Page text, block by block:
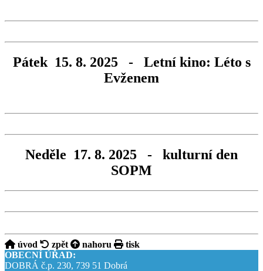
Pátek 15. 8. 2025 - Letní kino: Léto s
Evženem
Neděle 17. 8. 2025 - kulturní den
SOPM
úvod zpět nahoru
tisk
OBECNÍ ÚŘAD:
DOBRÁ č.p. 230, 739 51 Dobrá